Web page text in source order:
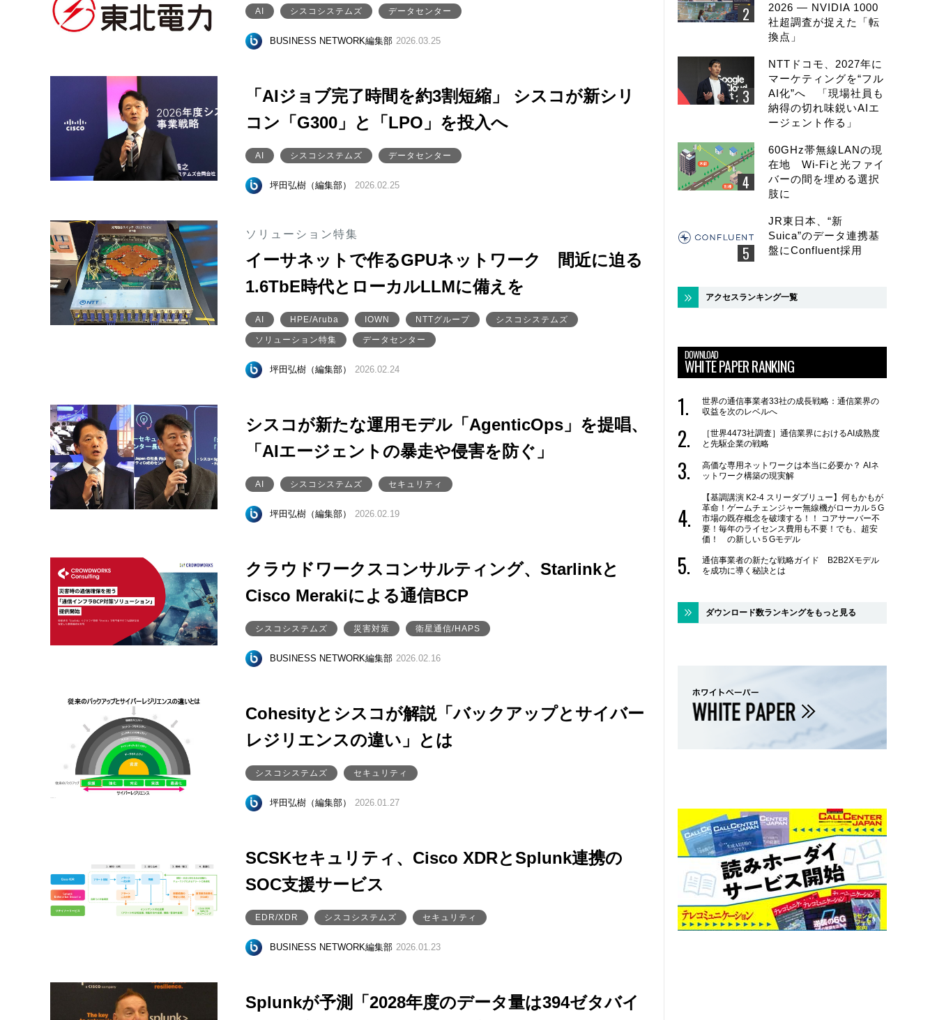
AI シスコシステムズ データセンター
BUSINESS NETWORK編集部 2026.03.25
「AIジョブ完了時間を約3割短縮」 シスコが新シリ
コン「G300」と「LPO」を投入へ
AI シスコシステムズ データセンター
坪田弘樹（編集部） 2026.02.25
ソリューション特集
イーサネットで作るGPUネットワーク 間近に迫る
1.6TbE時代とローカルLLMに備えを
AI HPE/Aruba IOWN NTTグループ シスコシステムズ
ソリューション特集 データセンター
坪田弘樹（編集部） 2026.02.24
シスコが新たな運用モデル「AgenticOps」を提唱、
「AIエージェントの暴走や侵害を防ぐ」
AI シスコシステムズ セキュリティ
坪田弘樹（編集部） 2026.02.19
クラウドワークスコンサルティング、Starlinkと
Cisco Merakiによる通信BCP
シスコシステムズ 災害対策 衛星通信/HAPS
BUSINESS NETWORK編集部 2026.02.16
Cohesityとシスコが解説「バックアップとサイバー
レジリエンスの違い」とは
シスコシステムズ セキュリティ
坪田弘樹（編集部） 2026.01.27
SCSKセキュリティ、Cisco XDRとSplunk連携の
SOC支援サービス
EDR/XDR シスコシステムズ セキュリティ
BUSINESS NETWORK編集部 2026.01.23
Splunkが予測「2028年度のデータ量は394ゼタバイ
2026 ― NVIDIA 1000
社超調査が捉えた「転
換点」
NTTドコモ、2027年に
マーケティングを“フル
AI化”へ 「現場社員も
納得の切れ味鋭いAIエ
ージェント作る」
60GHz帯無線LANの現
在地 Wi-Fiと光ファイ
バーの間を埋める選択
肢に
JR東日本、“新
Suica”のデータ連携基
盤にConfluent採用
アクセスランキング一覧
DOWNLOAD
WHITE PAPER RANKING
世界の通信事業者33社の成長戦略：通信業界の
収益を次のレベルへ
［世界4473社調査］通信業界におけるAI成熟度
と先駆企業の戦略
高価な専用ネットワークは本当に必要か？ AIネ
ットワーク構築の現実解
【基調講演 K2-4 スリーダブリュー】何もかもが
革命！ゲームチェンジャー無線機がローカル５G
市場の既存概念を破壊する！！ コアサーバー不
要！毎年のライセンス費用も不要！でも、超安
価！ の新しい５Gモデル
通信事業者の新たな戦略ガイド B2B2Xモデル
を成功に導く秘訣とは
ダウンロード数ランキングをもっと見る